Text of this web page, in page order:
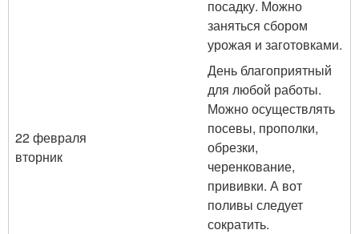
посадку. Можно
заняться сбором
урожая и заготовками.
22 февраля
вторник
День благоприятный
для любой работы.
Можно осуществлять
посевы, прополки,
обрезки,
черенкование,
прививки. А вот
поливы следует
сократить.